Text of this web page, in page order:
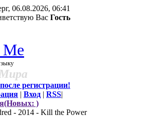
06.08.2026, 06:41
Вас Гость
регистрации!
| Вход | RSS|
)
- 2014 - Kill the Power